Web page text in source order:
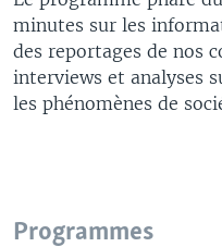
minutes sur les
des reportages de nos
interviews et analyses
les phénomènes de
Programmes